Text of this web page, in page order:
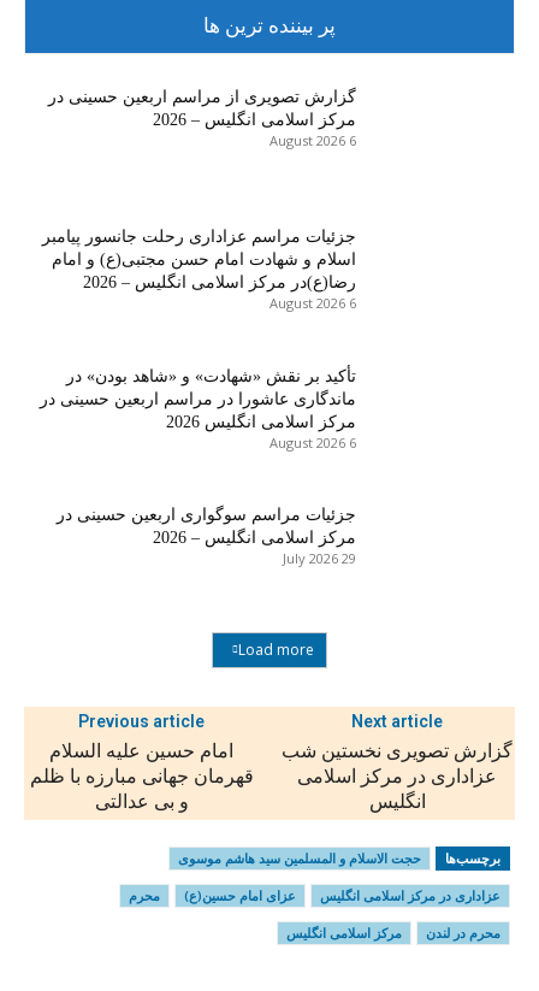
پر بیننده ترین ها
گزارش تصویری از مراسم اربعین حسینی در
مرکز اسلامی انگلیس – 2026
6 August 2026
جزئیات مراسم عزاداری رحلت جانسور پیامبر
اسلام و شهادت امام حسن مجتبی(ع) و امام
رضا(ع)در مرکز اسلامی انگلیس – 2026
6 August 2026
تأکید بر نقش «شهادت» و «شاهد بودن» در
ماندگاری عاشورا در مراسم اربعین حسینی در
مرکز اسلامی انگلیس 2026
6 August 2026
جزئیات مراسم سوگواری اربعین حسینی در
مرکز اسلامی انگلیس – 2026
29 July 2026
Load more
Previous article
امام حسین علیه السلام
قهرمان جهانی مبارزه با ظلم
و بی عدالتی
Next article
گزارش تصویری نخستین شب
عزاداری در مرکز اسلامی
انگلیس
برچسب‌ها حجت الاسلام و المسلمین سید هاشم موسوی
عزاداری در مرکز اسلامی انگلیس عزای امام حسین(ع) محرم
محرم در لندن مرکز اسلامی انگلیس